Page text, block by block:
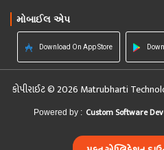
મોબાઈલ એપ
Download On App Store
કોપીરાઈટ © 2026 Matrubharti
Powered by : Custom Software